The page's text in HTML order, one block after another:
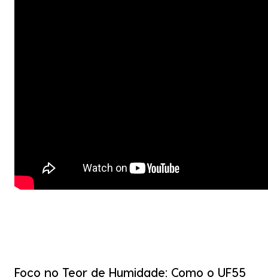
Foco no Teor de Humidade: Como o UF55